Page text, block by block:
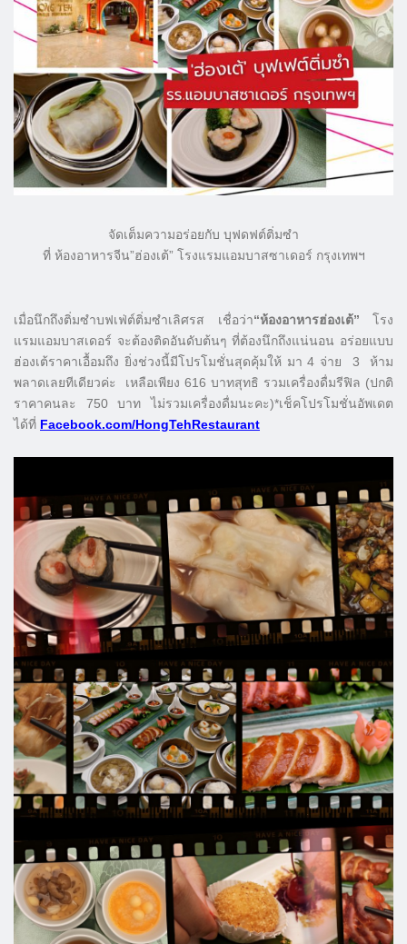
จัดเต็มความอร่อยกับ บุฟดฟต์ติ่มซำ
ที่ ห้องอาหารจีน”ฮ่องเต้” โรงแรมแอมบาสซาเดอร์ กรุงเทพฯ
เมื่อนึกถึงติ่มซำบฟเฟ่ต์ติ่มซำเลิศรส เชื่อว่า“ห้องอาหารฮ่องเต้” โรง
แรมแอมบาสเดอร์ จะต้องติดอันดับต้นๆ ที่ต้องนึกถึงแน่นอน อร่อยแบบ
ฮ่องเต้ราคาเอื้อมถึง ยิ่งช่วงนี้มีโปรโมชั่นสุดคุ้มให้ มา 4 จ่าย 3 ห้าม
พลาดเลยทีเดียวค่ะ เหลือเพียง 616 บาทสุทธิ รวมเครื่องดื่มรีฟิล (ปกติ
ราคาคนละ 750 บาท ไม่รวมเครื่องดื่มนะคะ)*เช็คโปรโมชั่นอัพเดต
ได้ที่ Facebook.com/HongTehRestaurant